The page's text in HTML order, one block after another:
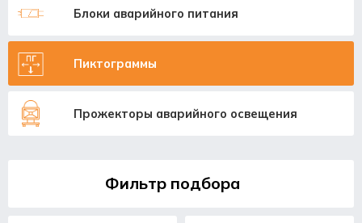
Блоки аварийного питания
Пиктограммы
Прожекторы аварийного освещения
Фильтр подбора